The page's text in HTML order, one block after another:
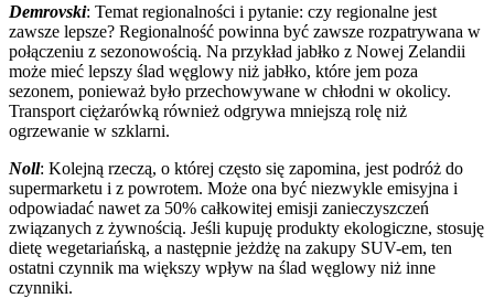
Demrovski: Temat regionalności i pytanie: czy regionalne jest
zawsze lepsze? Regionalność powinna być zawsze rozpatrywana w
połączeniu z sezonowością. Na przykład jabłko z Nowej Zelandii
może mieć lepszy ślad węglowy niż jabłko, które jem poza
sezonem, ponieważ było przechowywane w chłodni w okolicy.
Transport ciężarówką również odgrywa mniejszą rolę niż
ogrzewanie w szklarni.
Noll: Kolejną rzeczą, o której często się zapomina, jest podróż do
supermarketu i z powrotem. Może ona być niezwykle emisyjna i
odpowiadać nawet za 50% całkowitej emisji zanieczyszczeń
związanych z żywnością. Jeśli kupuję produkty ekologiczne, stosuję
dietę wegetariańską, a następnie jeżdżę na zakupy SUV-em, ten
ostatni czynnik ma większy wpływ na ślad węglowy niż inne
czynniki.